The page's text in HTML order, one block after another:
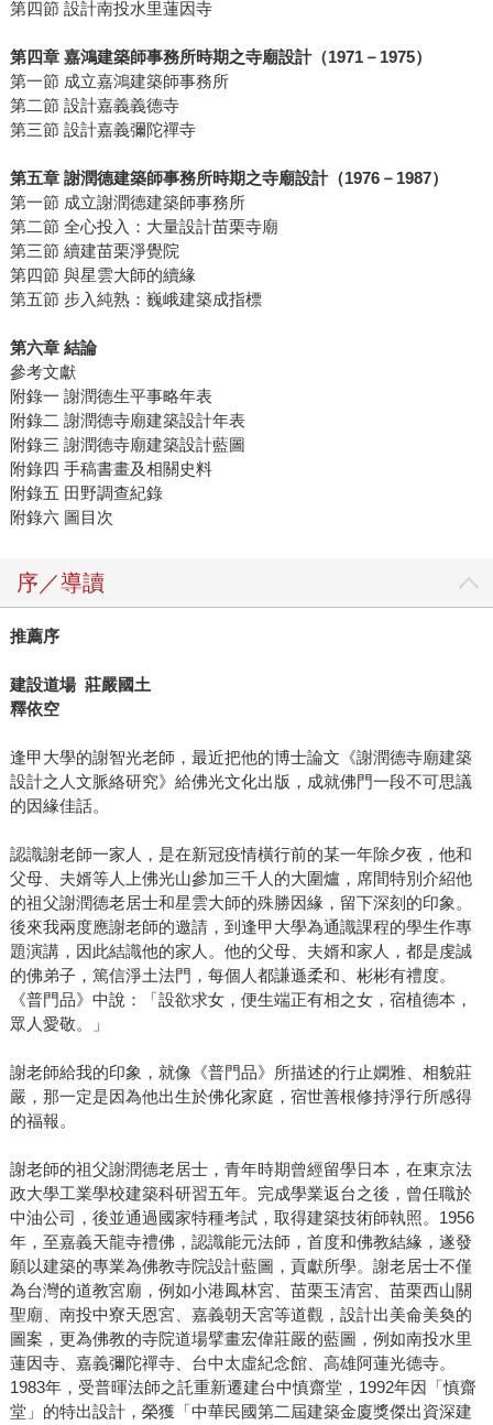
第四節 設計南投水里蓮因寺
第四章 嘉鴻建築師事務所時期之寺廟設計（1971－1975）
第一節 成立嘉鴻建築師事務所
第二節 設計嘉義義德寺
第三節 設計嘉義彌陀禪寺
第五章 謝潤德建築師事務所時期之寺廟設計（1976－1987）
第一節 成立謝潤德建築師事務所
第二節 全心投入：大量設計苗栗寺廟
第三節 續建苗栗淨覺院
第四節 與星雲大師的續緣
第五節 步入純熟：巍峨建築成指標
第六章 結論
參考文獻
附錄一 謝潤德生平事略年表
附錄二 謝潤德寺廟建築設計年表
附錄三 謝潤德寺廟建築設計藍圖
附錄四 手稿書畫及相關史料
附錄五 田野調查紀錄
附錄六 圖目次
序／導讀
推薦序
建設道場 莊嚴國土
釋依空
逢甲大學的謝智光老師，最近把他的博士論文《謝潤德寺廟建築
設計之人文脈絡研究》給佛光文化出版，成就佛門一段不可思議
的因緣佳話。
認識謝老師一家人，是在新冠疫情橫行前的某一年除夕夜，他和
父母、夫婿等人上佛光山參加三千人的大圍爐，席間特別介紹他
的祖父謝潤德老居士和星雲大師的殊勝因緣，留下深刻的印象。
後來我兩度應謝老師的邀請，到逢甲大學為通識課程的學生作專
題演講，因此結識他的家人。他的父母、夫婿和家人，都是虔誠
的佛弟子，篤信淨土法門，每個人都謙遜柔和、彬彬有禮度。
《普門品》中說：「設欲求女，便生端正有相之女，宿植德本，
眾人愛敬。」
謝老師給我的印象，就像《普門品》所描述的行止嫻雅、相貌莊
嚴，那一定是因為他出生於佛化家庭，宿世善根修持淨行所感得
的福報。
謝老師的祖父謝潤德老居士，青年時期曾經留學日本，在東京法
政大學工業學校建築科研習五年。完成學業返台之後，曾任職於
中油公司，後並通過國家特種考試，取得建築技術師執照。1956
年，至嘉義天龍寺禮佛，認識能元法師，首度和佛教結緣，遂發
願以建築的專業為佛教寺院設計藍圖，貢獻所學。謝老居士不僅
為台灣的道教宮廟，例如小港鳳林宮、苗栗玉清宮、苗栗西山關
聖廟、南投中寮天恩宮、嘉義朝天宮等道觀，設計出美侖美奐的
圖案，更為佛教的寺院道場擘畫宏偉莊嚴的藍圖，例如南投水里
蓮因寺、嘉義彌陀禪寺、台中太虛紀念館、高雄阿蓮光德寺。
1983年，受普暉法師之託重新遷建台中慎齋堂，1992年因「慎齋
堂」的特出設計，榮獲「中華民國第二屆建築金廈獎傑出資深建